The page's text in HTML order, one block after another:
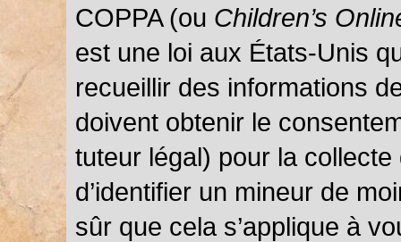
COPPA (ou Children’s
est une loi aux États-Unis
recueillir des informations
doivent obtenir le
tuteur légal) pour la
d’identifier un mineur de
sûr que cela s’applique à